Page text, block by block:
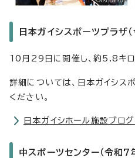
日本ガイシスポーツプラザ
10月29日に開催し、約5.8キロ
詳細については、日本ガイシス
ください。
日本ガイシホール施設ブログ
中スポーツセンター（令和7